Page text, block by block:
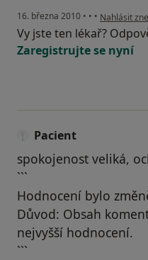
16. března 2010 • • • podle
Nahlásit
Vy jste ten lékař?
Zaregistrujte se nyní
Pacient
spokojenost veliká,
```
Hodnocení bylo
Důvod: Obsah
nejvyšší hodnocení.
```